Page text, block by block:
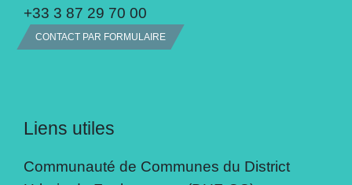
+33 3 87 29 70 00
CONTACT PAR FORMULAIRE
Liens utiles
Communauté de Communes du District